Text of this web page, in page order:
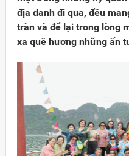
địa danh đi qua, đều
tràn và để lại trong lòng
xa quê hương những ấn